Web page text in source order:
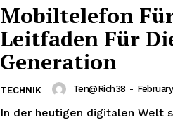
Mobiltelefon
Leitfaden Für
Generation
TECHNIK Ten@rich38 -
In der heutigen digitalen Welt